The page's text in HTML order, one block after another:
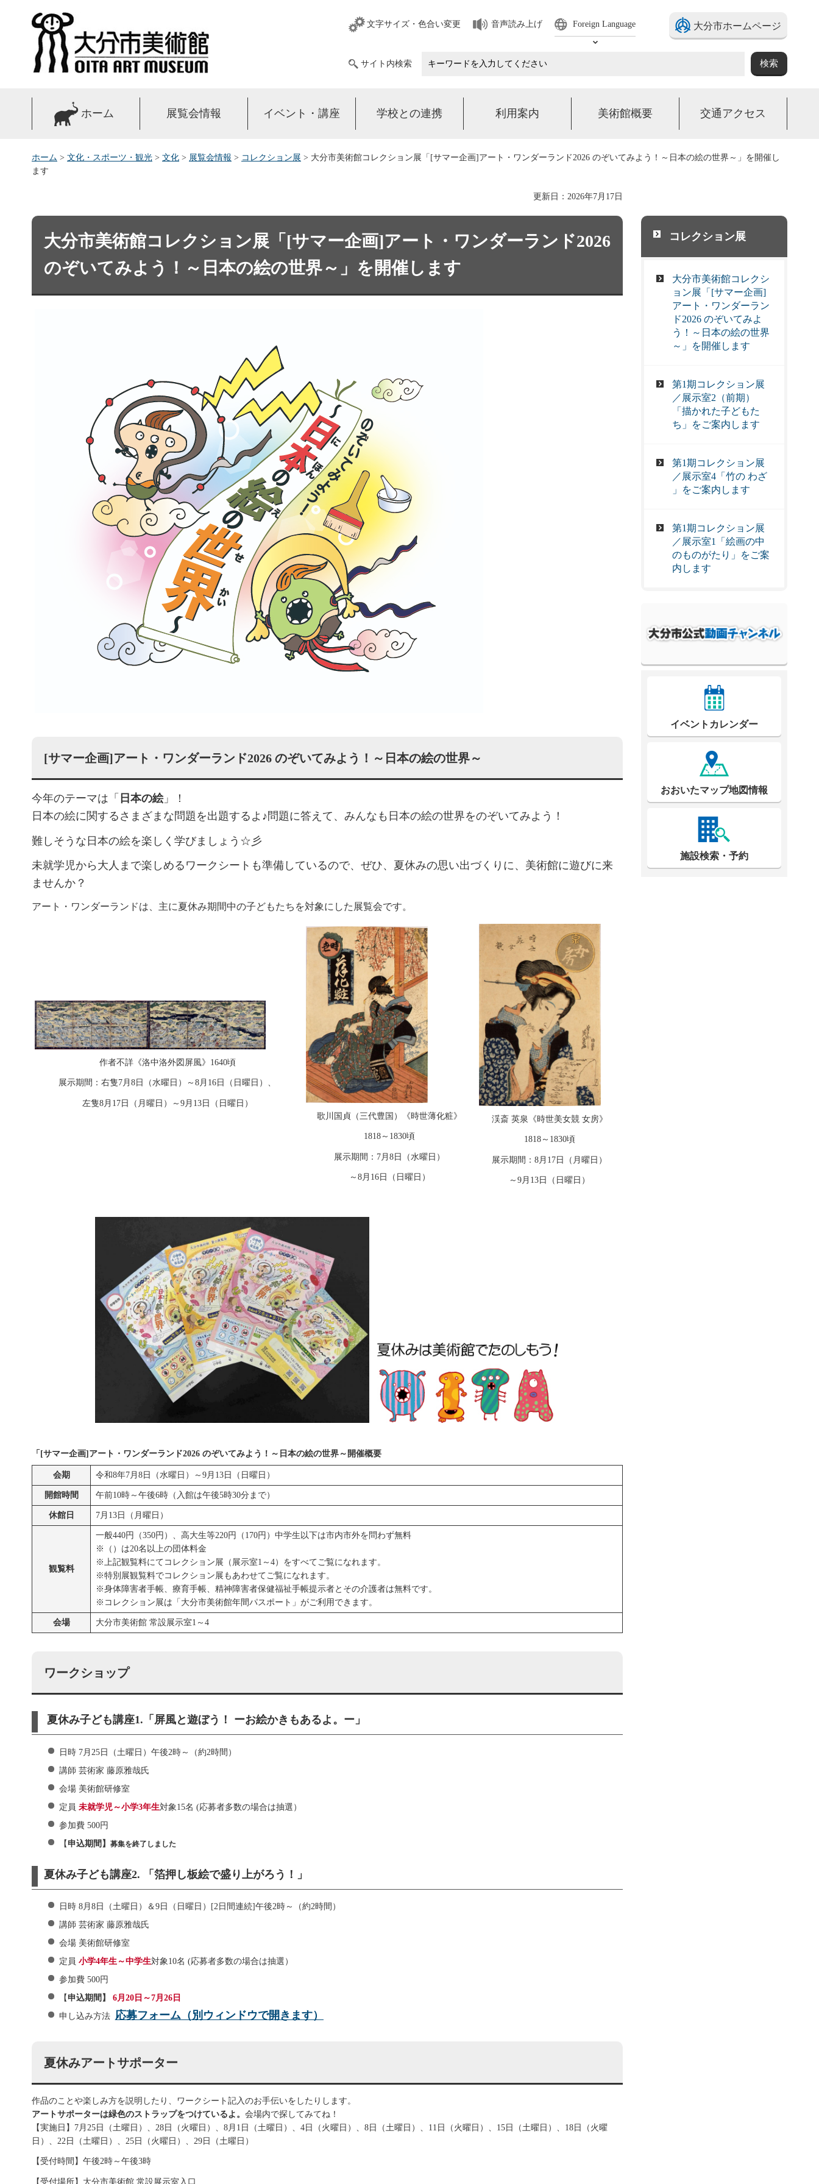
大分市美術館
文字サイズ・色合い変更 音声読み上げ
Foreign Language
Select Language
大分市ホームページ
サイト内検索
ホーム 展覧会情報 イベント・講座 学校との連携 利用案内 美術館概要 交通アクセス
ホーム > 文化・スポーツ・観光 > 文化 > 展覧会情報 > コレクション展 > 大分市美術館コレクション展「[サマー企画]アート・ワンダーランド2026 のぞいてみよう！～日本の絵の世界～」を開催し
ます
更新日：2026年7月17日
大分市美術館コレクション展「[サマー企画]アート・ワンダーランド2026
のぞいてみよう！～日本の絵の世界～」を開催します
[サマー企画]アート・ワンダーランド2026 のぞいてみよう！～日本の絵の世界～
今年のテーマは「 日本の絵」！
日本の絵に関するさまざまな問題を出題するよ♪問題に答えて、みんなも日本の絵の世界をのぞいてみよう！
難しそうな日本の絵を楽しく学びましょう☆彡
未就学児から大人まで楽しめるワークシートも準備しているので、ぜひ、夏休みの思い出づくりに、美術館に遊びに来
ませんか？
アート・ワンダーランドは、主に夏休み期間中の子どもたちを対象にした展覧会です。
作者不詳《洛中洛外図屏風》1640頃
展示期間：右隻7月8日（水曜日）～8月16日（日曜日）、
左隻8月17日（月曜日）～9月13日（日曜日）
歌川国貞（三代豊国）《時世薄化粧》
1818～1830頃
展示期間：7月8日（水曜日）
～8月16日（日曜日）
渓斎 英泉《時世美女競 女房》
1818～1830頃
展示期間：8月17日（月曜日）
～9月13日（日曜日）
「[サマー企画]アート・ワンダーランド2026 のぞいてみよう！～日本の絵の世界～開催概要
会期 令和8年7月8日（水曜日）～9月13日（日曜日）
開館時間 午前10時～午後6時（入館は午後5時30分まで）
休館日 7月13日（月曜日）
観覧料
一般440円（350円）、高大生等220円（170円）中学生以下は市内市外を問わず無料
※（）は20名以上の団体料金
※上記観覧料にてコレクション展（展示室1～4）をすべてご覧になれます。
※特別展観覧料でコレクション展もあわせてご覧になれます。
※身体障害者手帳、療育手帳、精神障害者保健福祉手帳提示者とその介護者は無料です。
※コレクション展は「大分市美術館年間パスポート」がご利用できます。
会場 大分市美術館 常設展示室1～4
ワークショップ
夏休み子ども講座1.「屏風と遊ぼう！ ーお絵かきもあるよ。ー」
日時 7月25日（土曜日）午後2時～（約2時間）
講師 芸術家 藤原雅哉氏
会場 美術館研修室
定員 未就学児～小学3年生対象15名 (応募者多数の場合は抽選）
参加費 500円
【申込期間】 募集を終了しました
夏休み子ども講座2. 「箔押し板絵で盛り上がろう！」
日時 8月8日（土曜日）＆9日（日曜日）[2日間連続]午後2時～（約2時間）
講師 芸術家 藤原雅哉氏
会場 美術館研修室
定員 小学4年生～中学生対象10名 (応募者多数の場合は抽選）
参加費 500円
【申込期間】
6月20日～7月26日
申し込み方法 応募フォーム（別ウィンドウで開きます）
夏休みアートサポーター
作品のことや楽しみ方を説明したり、ワークシート記入のお手伝いをしたりします。
アートサポーターは緑色のストラップをつけているよ。 会場内で探してみてね！
【実施日】7月25日（土曜日）、28日（火曜日）、8月1日（土曜日）、4日（火曜日）、8日（土曜日）、11日（火曜日）、15日（土曜日）、18日（火曜
日）、22日（土曜日）、25日（火曜日）、29日（土曜日）
【受付時間】午後2時～午後3時
【受付場所】大分市美術館 常設展示室入口
コレクション展
大分市美術館コレクシ
ョン展「[サマー企画]
アート・ワンダーラン
ド2026 のぞいてみよ
う！～日本の絵の世界
～」を開催します
第1期コレクション展
／展示室2（前期）
「描かれた子どもた
ち」をご案内します
第1期コレクション展
／展示室4「竹の わざ
」をご案内します
第1期コレクション展
／展示室1「絵画の中
のものがたり」をご案
内します
イベントカレンダー
おおいたマップ地図情報
施設検索・予約